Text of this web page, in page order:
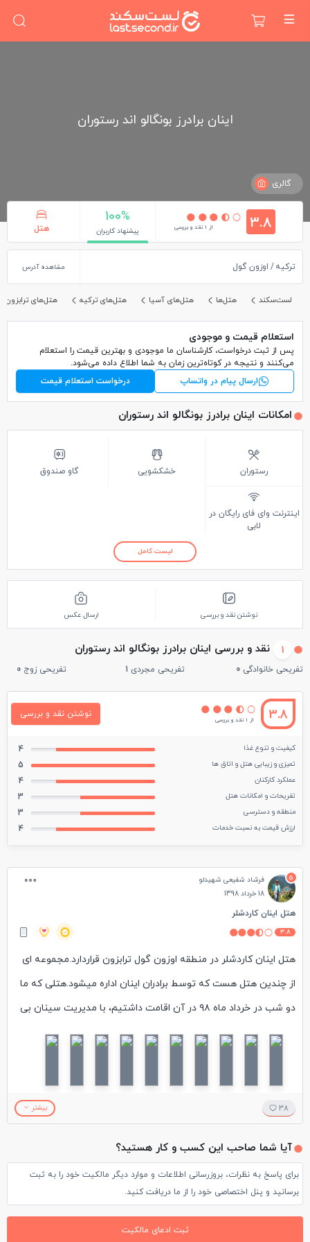
اینان برادرز بونگالو اند رستوران
گالری
3.8 از 1 نقد و بررسی
100%
پیشنهاد کاربران هتل
ترکیه اوزون گول مشاهده آدرس
لست‌سکند هتل‌ها هتل‌های آسیا هتل‌های ترکیه هتل‌های ترابزون
استعلام قیمت و موجودی
پس از ثبت درخواست، کارشناسان ما موجودی و بهترین قیمت را استعلام
می‌کنند و نتیجه در کوتاه‌ترین زمان به شما اطلاع داده می‌شود.
ارسال پیام در واتساپ
درخواست استعلام قیمت
امکانات اینان برادرز بونگالو اند رستوران
رستوران خشکشویی گاو صندوق
اینترنت وای فای رایگان در
لابی
لیست کامل
نوشتن نقد و بررسی ارسال عکس
1 نقد و بررسی اینان برادرز بونگالو اند رستوران
تفریحی خانوادگی 0 تفریحی مجردی 1 تفریحی زوج 0
3.8 از 1 نقد و بررسی
نوشتن نقد و بررسی
کیفیت و تنوع غذا 4
تمیزی و زیبایی هتل و اتاق ها 5
عملکرد کارکنان 4
تفریحات و امکانات هتل 3
منطقه و دسترسی 3
ارزش قیمت به نسبت خدمات 4
5
فرشاد شفیعی شهیدلو
18 خرداد 1398
هتل اینان کاردشلر
3.8
هتل اینان کاردشلر در منطقه اوزون گول ترابزون قراردارد.مجموعه ای
از چندین هتل هست که توسط برادران اینان اداره میشود.هتلی که ما
دو شب در خرداد ماه ۹۸ در آن اقامت داشتیم، با مدیریت سینان بی
بود.پسر جوان و خوش اخلاقی که از هیچ چیز کوتاهی نکرد تا لحظات
بخاطر موقعیت خاص جغرافیائی به آن داده شده بود.اتاق بنده تمیز،
که اتاقهای هتل فاقد یخچال، مینی بار، سیستم گرمایشی و
سرمایشی و سافتی باکس بود.بخاطر خنک بودن در شب، نیازی به
کولر نداشتیم.اتاقهای ساختمان شماره یک هتل در یک طبقه فوقانی
38 بیشتر
آیا شما صاحب این کسب و کار هستید؟
برای پاسخ به نظرات، بروزرسانی اطلاعات و موارد دیگر مالکیت خود را به ثبت
برسانید و پنل اختصاصی خود را از ما دریافت کنید.
ثبت ادعای مالکیت